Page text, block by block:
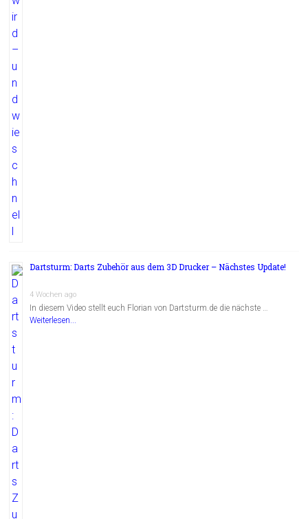
Dartsturm: Darts Zubehör aus dem 3D Drucker – Nächstes Update!
4 Wochen ago
In diesem Video stellt euch Florian von Dartsturm.de die nächste …
Weiterlesen...